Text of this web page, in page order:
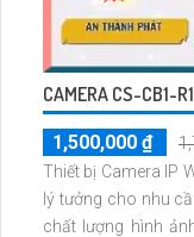
CAMERA CS-CB1-
1,500,000 ₫
Thiết bị Camera IP
lý tưởng cho nhu
chất lượng hình ảnh